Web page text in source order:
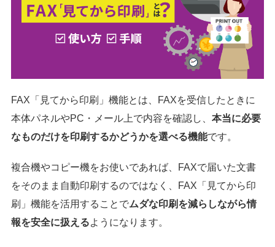
FAX「見てから印刷」機能とは、FAXを受信したときに
本体パネルやPC・メール上で内容を確認し、 本当に必要
なものだけを印刷するかどうかを選べる機能です。
複合機やコピー機をお使いであれば、FAXで届いた文書
をそのまま自動印刷するのではなく、FAX「見てから印
刷」機能を活用することでムダな印刷を減らしながら情
報を安全に扱えるようになります。